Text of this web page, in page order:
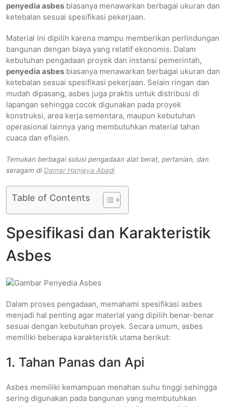
penyedia asbes biasanya menawarkan berbagai ukuran dan
ketebalan sesuai spesifikasi pekerjaan.
Material ini dipilih karena mampu memberikan perlindungan
bangunan dengan biaya yang relatif ekonomis. Dalam
kebutuhan pengadaan proyek dan instansi pemerintah,
penyedia asbes biasanya menawarkan berbagai ukuran dan
ketebalan sesuai spesifikasi pekerjaan. Selain ringan dan
mudah dipasang, asbes juga praktis untuk distribusi di
lapangan sehingga cocok digunakan pada proyek
konstruksi, area kerja sementara, maupun kebutuhan
operasional lainnya yang membutuhkan material tahan
cuaca dan efisien.
Temukan berbagai solusi pengadaan alat berat, pertanian, dan
seragam di Damar Hanjaya Abadi
Table of Contents
Spesifikasi dan Karakteristik
Asbes
Dalam proses pengadaan, memahami spesifikasi asbes
menjadi hal penting agar material yang dipilih benar-benar
sesuai dengan kebutuhan proyek. Secara umum, asbes
memiliki beberapa karakteristik utama berikut:
1. Tahan Panas dan Api
Asbes memiliki kemampuan menahan suhu tinggi sehingga
sering digunakan pada bangunan yang membutuhkan